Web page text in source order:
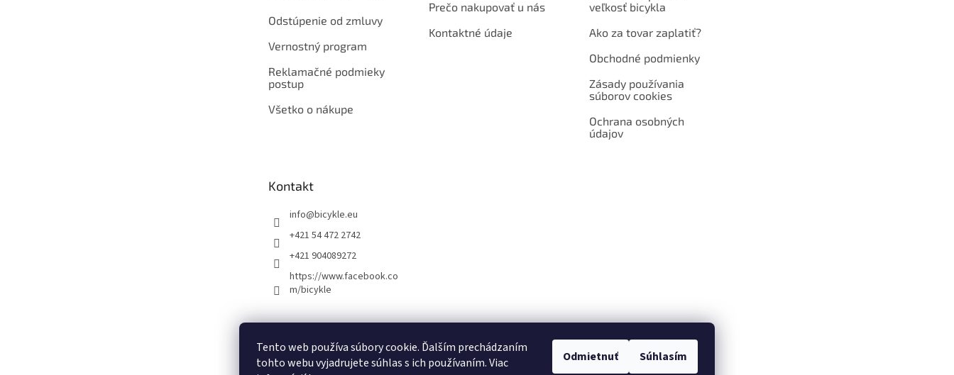
Tento web používa súbory cookie. Ďalším prechádzaním
tohto webu vyjadrujete súhlas s ich používaním. Viac
Odmietnuť Súhlasím
Odstúpenie od zmluvy
Vernostný program
Reklamačné podmieky
postup
Všetko o nákupe
Prečo nakupovať u nás
Kontaktné údaje
veľkosť bicykla
Ako za tovar zaplatiť?
Obchodné podmienky
Zásady používania
súborov cookies
Ochrana osobných
údajov
Kontakt
info@bicykle.eu
+421 54 472 2742
+421 904089272
https://www.facebook.co
m/bicykle